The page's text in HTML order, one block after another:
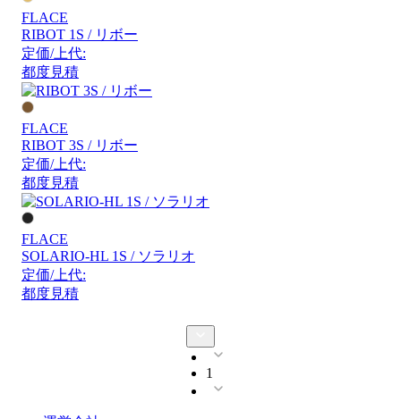
FLACE
RIBOT 1S / リボー
定価/上代:
都度見積
FLACE
RIBOT 3S / リボー
定価/上代:
都度見積
FLACE
SOLARIO-HL 1S / ソラリオ
定価/上代:
都度見積
1